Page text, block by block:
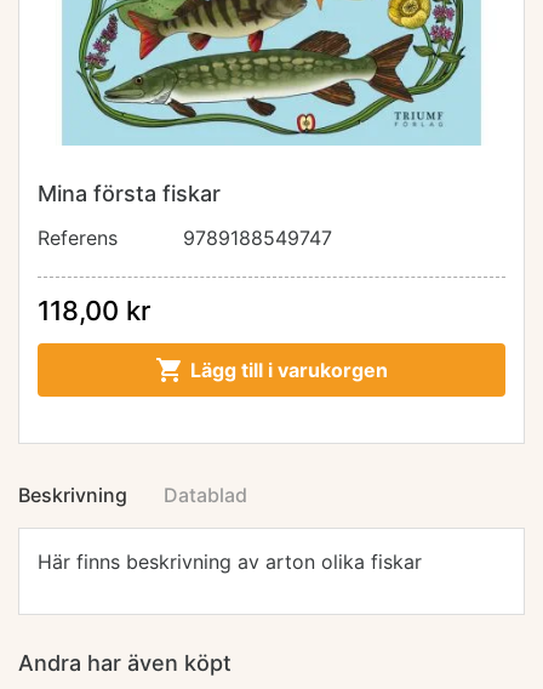
Mina första fiskar
Referens 9789188549747
118,00 kr
 Lägg till i varukorgen
Beskrivning Datablad
Här finns beskrivning av arton olika fiskar
Andra har även köpt